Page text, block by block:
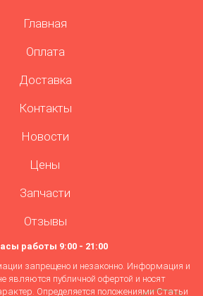
Главная
Оплата
Доставка
Контакты
Новости
Цены
Запчасти
Отзывы
работы 9:00 - 21:00
запрещено и незаконно. Информация и
являются публичной офертой и носят
Определяется положениями Статьи